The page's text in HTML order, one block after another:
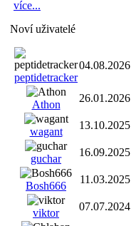
více...
Noví uživatelé
peptidetracker
04.08.2026
Athon
26.01.2026
wagant
13.10.2025
guchar
16.09.2025
Bosh666
11.03.2025
viktor
07.07.2024